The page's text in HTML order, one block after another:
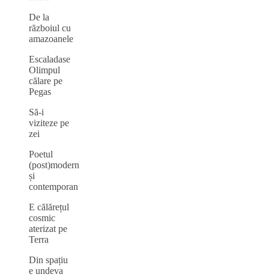
De la
războiul cu
amazoanele
Escaladase
Olimpul
călare pe
Pegas
Să-i
viziteze pe
zei
Poetul
(post)modern
și
contemporan
E călărețul
cosmic
aterizat pe
Terra
Din spațiu
e undeva